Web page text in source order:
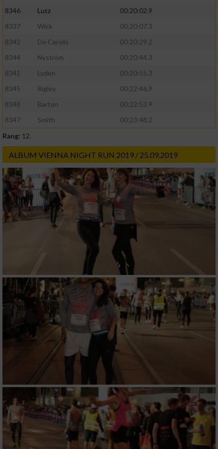
8346
Lutz
00:20:02.9
8337
Wick
00:20:07.3
8342
De Carolis
00:20:29.2
8344
Nyström
00:20:44.3
8341
Lyden
00:20:55.3
8345
Rigley
00:22:46.9
8348
Barton
00:22:53.9
8347
Smith
00:23:48.2
Rang: 12.
ALBUM VIENNA NIGHT RUN 2019 / 25.09.2019